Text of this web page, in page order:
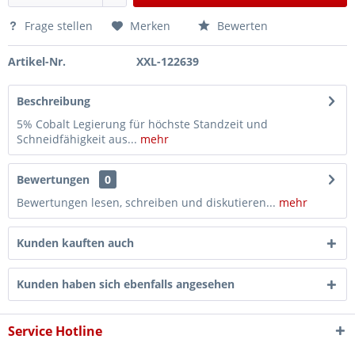
Frage stellen Merken Bewerten
Artikel-Nr. XXL-122639
Beschreibung
5% Cobalt Legierung für höchste Standzeit und
Schneidfähigkeit aus... mehr
Bewertungen
0
Bewertungen lesen, schreiben und diskutieren... mehr
Kunden kauften auch
Kunden haben sich ebenfalls angesehen
Service Hotline